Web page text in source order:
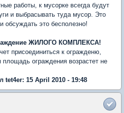
работы, к мусорке всегда будут
и выбрасывать туда мусор. Это
обсуждать это бесполезно!
ЖИЛОГО КОМПЛЕКСА!
присоединиться к огражденю,
ограждения возрастет не
tet4er: 15 April 2010 - 19:48